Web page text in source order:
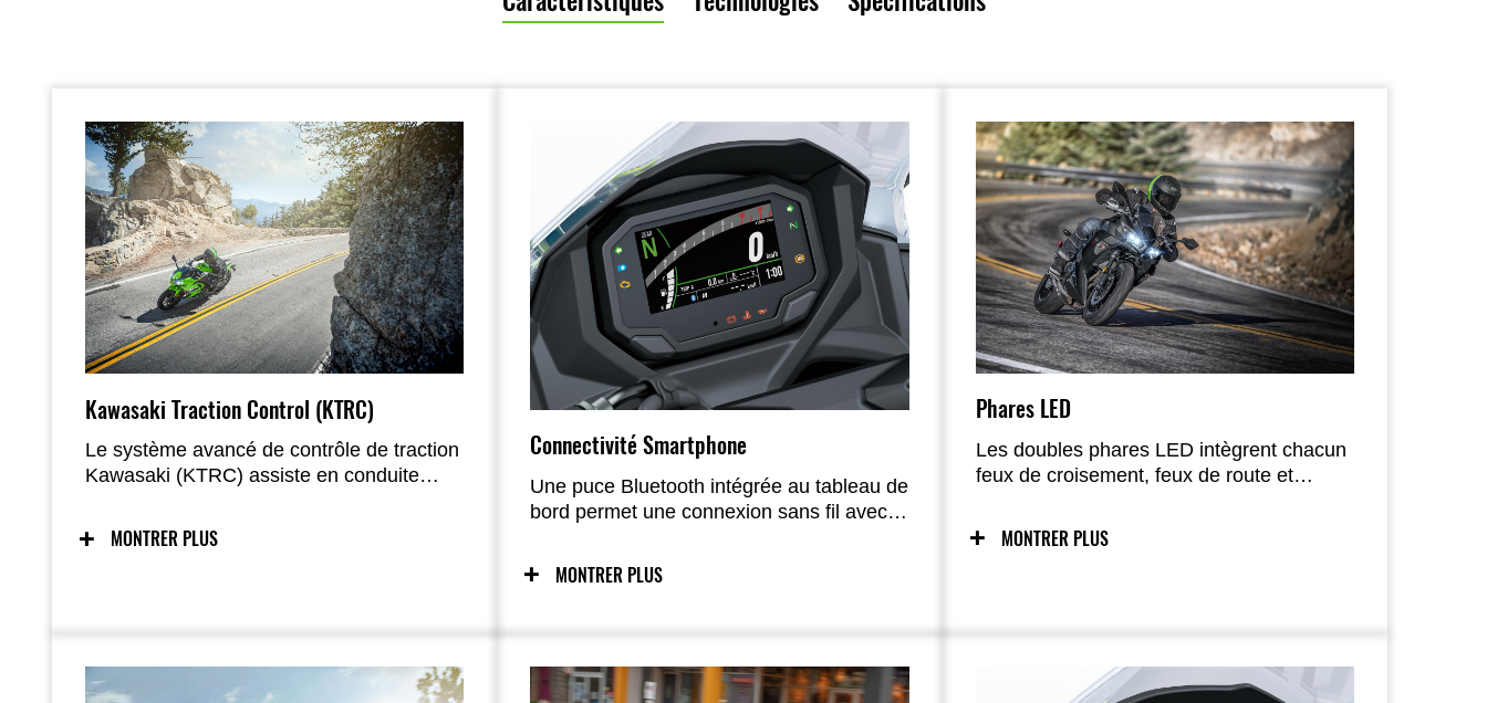
Kawasaki Traction Control (KTRC)
Le système avancé de contrôle de traction
Kawasaki (KTRC) assiste en conduite
maximale en toutes circonstances en
mode 2, avec possibilité de désactivation
MONTRER PLUS
Connectivité Smartphone
Une puce Bluetooth intégrée au tableau de
bord permet une connexion sans fil avec la
de nombreuses fonctions sont accessibles
pour une expérience enrichie.
MONTRER PLUS
Phares LED
Les doubles phares LED intègrent chacun
feux de croisement, feux de route et
MONTRER PLUS